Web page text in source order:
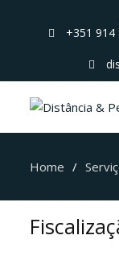
+351 914
Home